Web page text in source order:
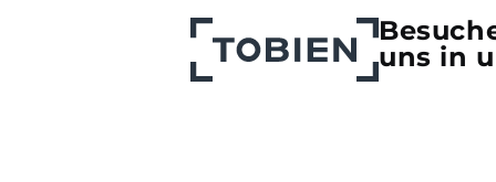
uns in